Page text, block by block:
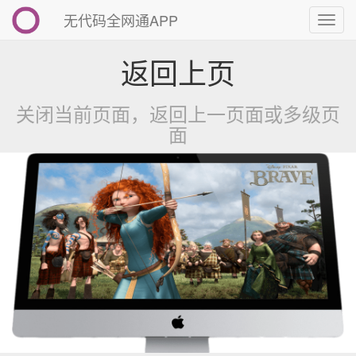
切
换
无代码全网通APP
返回上页
关闭当前页面，返回上一页面或多级页
面